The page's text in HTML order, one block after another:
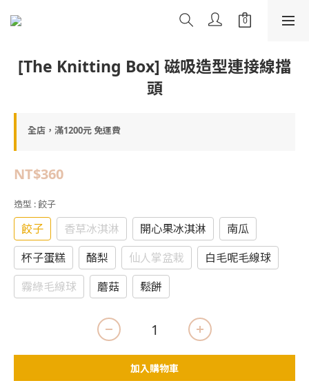
[The Knitting Box] 磁吸造型連接線擋
頭
全店，滿1200元 免運費
NT$360
造型 : 餃子
餃子 香草冰淇淋 開心果冰淇淋
南瓜
杯子蛋糕
酪梨 仙人掌盆栽
白毛呢毛線球
霧綠毛線球
蘑菇 鬆餅
加入購物車